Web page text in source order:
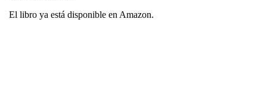
El libro ya está disponible en Amazon.